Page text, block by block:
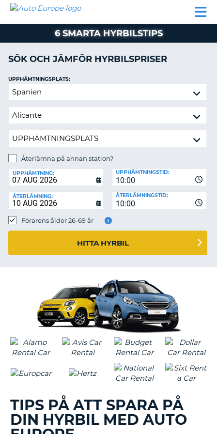
HYRBIL
HYRA
PARTNER
AUTO
EUROPE
HYRBIL
HYRA
MIN
MEDLEMSINFORMATION
BOKNING
SVERIGE
6 SMARTA HYRBILSTIPS
SÖK OCH JÄMFÖR HYRBILSPRISER
Återlämna
annan
UPPHÄMTNINGSPLATS:
Återlämna på annan station?
UPPHÄMTNING:
10:00
UPPHÄMTNINGSTID:
ÅTERLÄMNING:
10:00
ÅTERLÄMNINGSTID:
Förarens ålder 26-69 år
HITTA HYRBIL
TIPS PÅ ATT SPARA PÅ
DIN HYRBIL MED AUTO